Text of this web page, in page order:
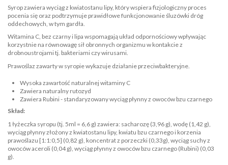
Syrop zawiera wyciąg z kwiatostanu lipy, który wspiera fizjologiczny proces
pocenia się oraz podtrzymuje prawidłowe funkcjonowanie śluzówki dróg
oddechowych, w tym gardła.
Witamina C, bez czarny i lipa wspomagają układ odpornościowy wpływając
korzystnie na równowagę sił obronnych organizmu w kontakcie z
drobnoustrojami tj. bakteriami czy wirusami.
Prawoślaz zawarty w syropie wykazuje działanie przeciwbakteryjne.
Wysoka zawartość naturalnej witaminy C
Zawiera naturalny rutozyd
Zawiera Rubini - standaryzowany wyciąg płynny z owoców bzu czarnego
Skład:
1 łyżeczka syropu (tj. 5ml = 6,6 g) zawiera: sacharozę (3,96 g), wodę (1,42 g),
wyciąg płynny złożony z kwiatostanu lipy, kwiatu bzu czarnego i korzenia
prawoślazu [1:1:0,5] (0,82 g), koncentrat z porzeczki (0,33g), wyciąg suchy z
owoców aceroli (0,04 g), wyciąg płynny z owoców bzu czarnego (Rubini) (0,03
g).